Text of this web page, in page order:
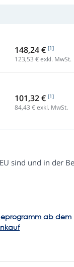
148,24 € [1]
123,53 € exkl. MwSt.
101,32 € [1]
84,43 € exkl. MwSt.
sind und in der
ab dem